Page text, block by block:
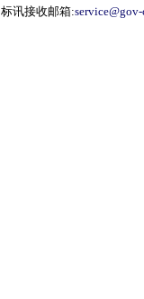
标讯接收邮箱: